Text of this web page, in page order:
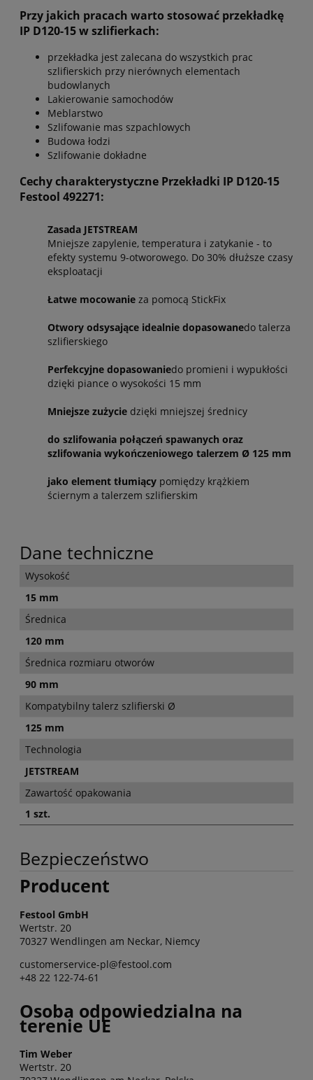
Przy jakich pracach warto stosować przekładkę
IP D120-15 w szlifierkach:
przekładka jest zalecana do wszystkich prac
szlifierskich przy nierównych elementach
budowlanych
Lakierowanie samochodów
Meblarstwo
Szlifowanie mas szpachlowych
Budowa łodzi
Szlifowanie dokładne
Cechy charakterystyczne Przekładki IP D120-15
Festool 492271:
Zasada JETSTREAM
Mniejsze zapylenie, temperatura i zatykanie - to
efekty systemu 9-otworowego. Do 30% dłuższe czasy
eksploatacji
Łatwe mocowanie za pomocą StickFix
Otwory odsysające idealnie dopasowanedo talerza
szlifierskiego
Perfekcyjne dopasowaniedo promieni i wypukłości
dzięki piance o wysokości 15 mm
Mniejsze zużycie dzięki mniejszej średnicy
do szlifowania połączeń spawanych oraz
szlifowania wykończeniowego talerzem Ø 125 mm
jako element tłumiący pomiędzy krążkiem
ściernym a talerzem szlifierskim
Dane techniczne
Wysokość
15 mm
Średnica
120 mm
Średnica rozmiaru otworów
90 mm
Kompatybilny talerz szlifierski Ø
125 mm
Technologia
JETSTREAM
Zawartość opakowania
1 szt.
Bezpieczeństwo
Producent
Festool GmbH
Wertstr. 20
70327 Wendlingen am Neckar, Niemcy
customerservice-pl@festool.com
+48 22 122-74-61
Osoba odpowiedzialna na
terenie UE
Tim Weber
Wertstr. 20